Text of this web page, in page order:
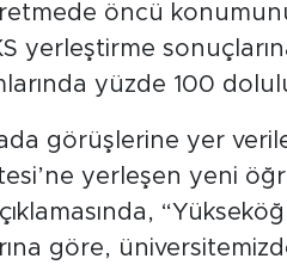
öncü
yerleştirme
yüzde 100
görüşlerine yer
yerleşen yeni
göre,